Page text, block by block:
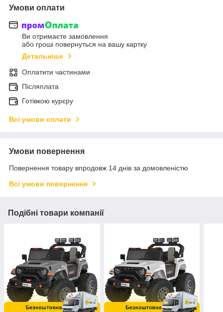
Умови оплати
Ви отримаєте замовлення
або гроші повернуться на вашу картку
Детальніше
Оплатити частинами
Післяплата
Готівкою курєру
Всі умови оплати
Умови повернення
Повернення товару впродовж 14 днів за домовленістю
Всі умови повернення
Подібні товари компанії